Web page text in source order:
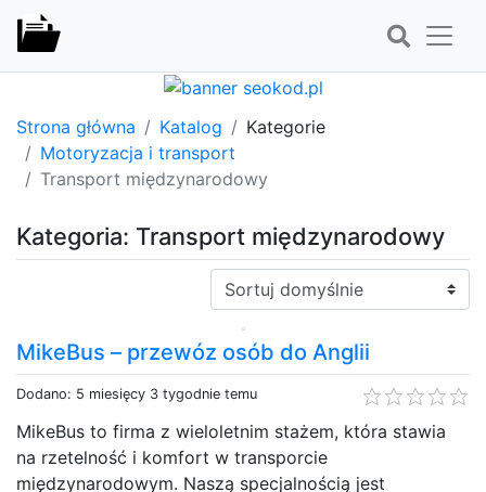
Strona główna Katalog
Kategorie
Motoryzacja i transport
Transport międzynarodowy
Kategoria: Transport międzynarodowy
Sortuj:
MikeBus – przewóz osób do Anglii
Dodano: 5 miesięcy 3 tygodnie temu
MikeBus to firma z wieloletnim stażem, która stawia
na rzetelność i komfort w transporcie
międzynarodowym. Naszą specjalnością jest